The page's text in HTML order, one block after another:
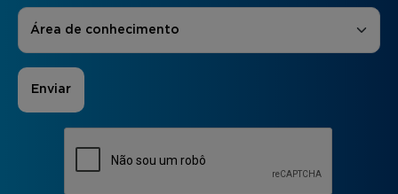
Áreas de Interesse
Área de conhecimento